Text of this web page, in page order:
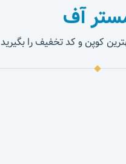
آف
کوپن و کد تخفیف را بگیرید